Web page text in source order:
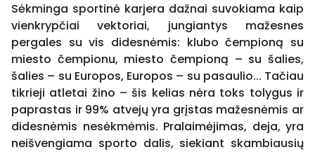
Sėkminga sportinė karjera dažnai suvokiama kaip
vienkrypčiai vektoriai, jungiantys mažesnes
pergales su vis didesnėmis: klubo čempioną su
miesto čempionu, miesto čempioną – su šalies,
šalies – su Europos, Europos – su pasaulio... Tačiau
tikrieji atletai žino – šis kelias nėra toks tolygus ir
paprastas ir 99% atvejų yra grįstas mažesnėmis ar
didesnėmis nesėkmėmis. Pralaimėjimas, deja, yra
neišvengiama sporto dalis, siekiant skambiausių